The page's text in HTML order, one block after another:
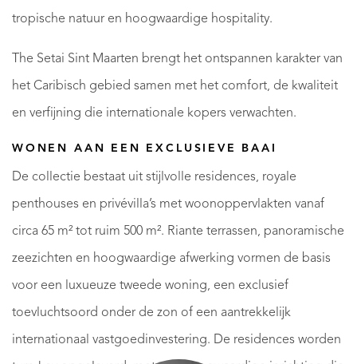
tropische natuur en hoogwaardige hospitality.
The Setai Sint Maarten brengt het ontspannen karakter van
het Caribisch gebied samen met het comfort, de kwaliteit
en verfijning die internationale kopers verwachten.
WONEN AAN EEN EXCLUSIEVE BAAI
De collectie bestaat uit stijlvolle residences, royale
penthouses en privévilla’s met woonoppervlakten vanaf
circa 65 m² tot ruim 500 m². Riante terrassen, panoramische
zeezichten en hoogwaardige afwerking vormen de basis
voor een luxueuze tweede woning, een exclusief
toevluchtsoord onder de zon of een aantrekkelijk
internationaal vastgoedinvestering. De residences worden